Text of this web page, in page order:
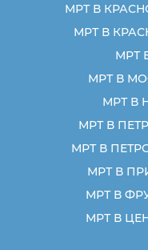
МРТ В
МРТ В
МРТ
МРТ В
МРТ В
МРТ В
МРТ В
МРТ В
МРТ В
МРТ В